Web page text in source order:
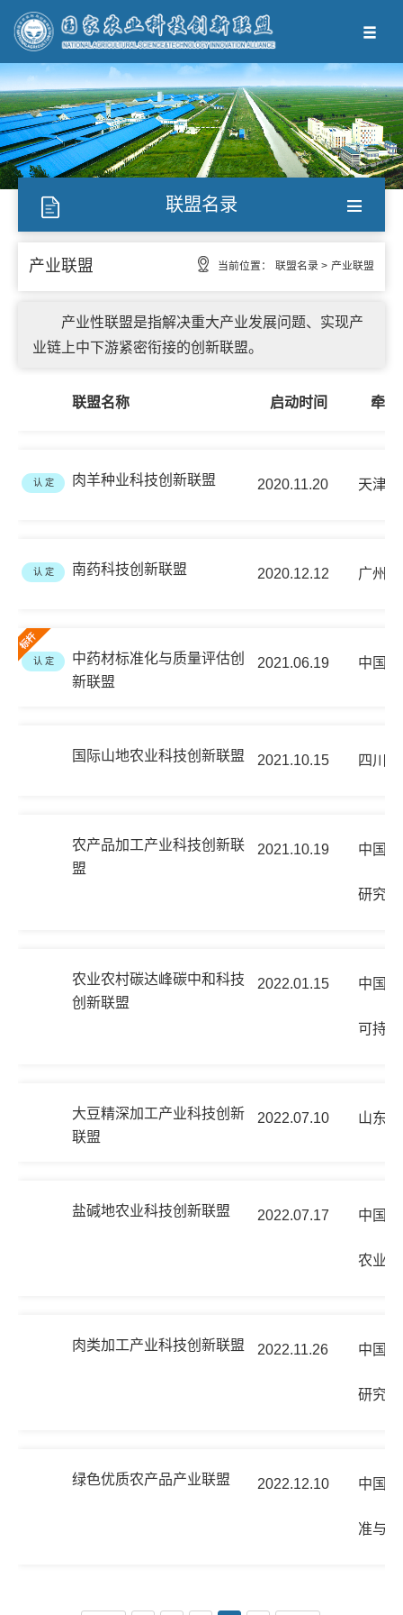
联盟名录
产业联盟 当前位置： 联盟名录 > 产业联盟
产业性联盟是指解决重大产业发展问题、实现产
业链上中下游紧密衔接的创新联盟。
联盟名称 启动时间 牵头
认 定 肉羊种业科技创新联盟 2020.11.20 天津
认 定 南药科技创新联盟 2020.12.12 广州
认 定
中药材标准化与质量评估创
新联盟
2021.06.19 中国
国际山地农业科技创新联盟 2021.10.15 四川
农产品加工产业科技创新联
盟
2021.10.19 中国
研究所
农业农村碳达峰碳中和科技
创新联盟
2022.01.15 中国
可持
大豆精深加工产业科技创新
联盟
2022.07.10 山东
盐碱地农业科技创新联盟 2022.07.17 中国
农业
肉类加工产业科技创新联盟 2022.11.26 中国
研究所
绿色优质农产品产业联盟 2022.12.10 中国
准与